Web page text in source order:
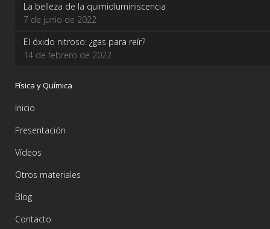
La belleza de la quimioluminiscencia
7 de junio de 2022
El óxido nitroso: ¿gas para reír?
14 de febrero de 2022
Física y Química
Inicio
Presentación
Vídeos
Otros materiales
Blog
Contacto